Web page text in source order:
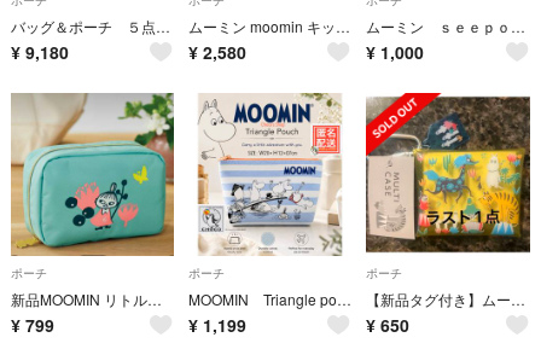
バッグ＆ポーチ ５点セット MOOMIN ミイ スティンキー ニョロニョロ
¥ 9,180
ムーミン moomin キッピス 吊るして 使える 便利な BIG 収納ポーチ 撥水加工 大容量 コラボデザイン トラベルポーチ
¥ 2,580
ムーミン ｓｅｅｐｏ４ リトルミイ
¥ 1,000
ポーチ
新品MOOMIN リトルミイ 6ポケット仕分け上手ポーチ
¥ 799
ポーチ
MOOMIN Triangle pouch 三角 ポーチ マチ付 コスメポーチ 帆布 ムーミン ミイ
¥ 1,199
ポーチ
【新品タグ付き】ムーミン カラビナ付きクリアマルチケース
¥ 650